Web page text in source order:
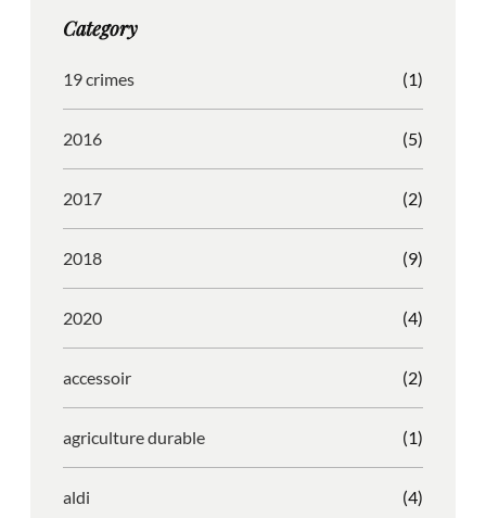
r
m
o
Category
19 crimes (1)
2016 (5)
2017 (2)
2018 (9)
2020 (4)
accessoir (2)
agriculture durable (1)
aldi (4)